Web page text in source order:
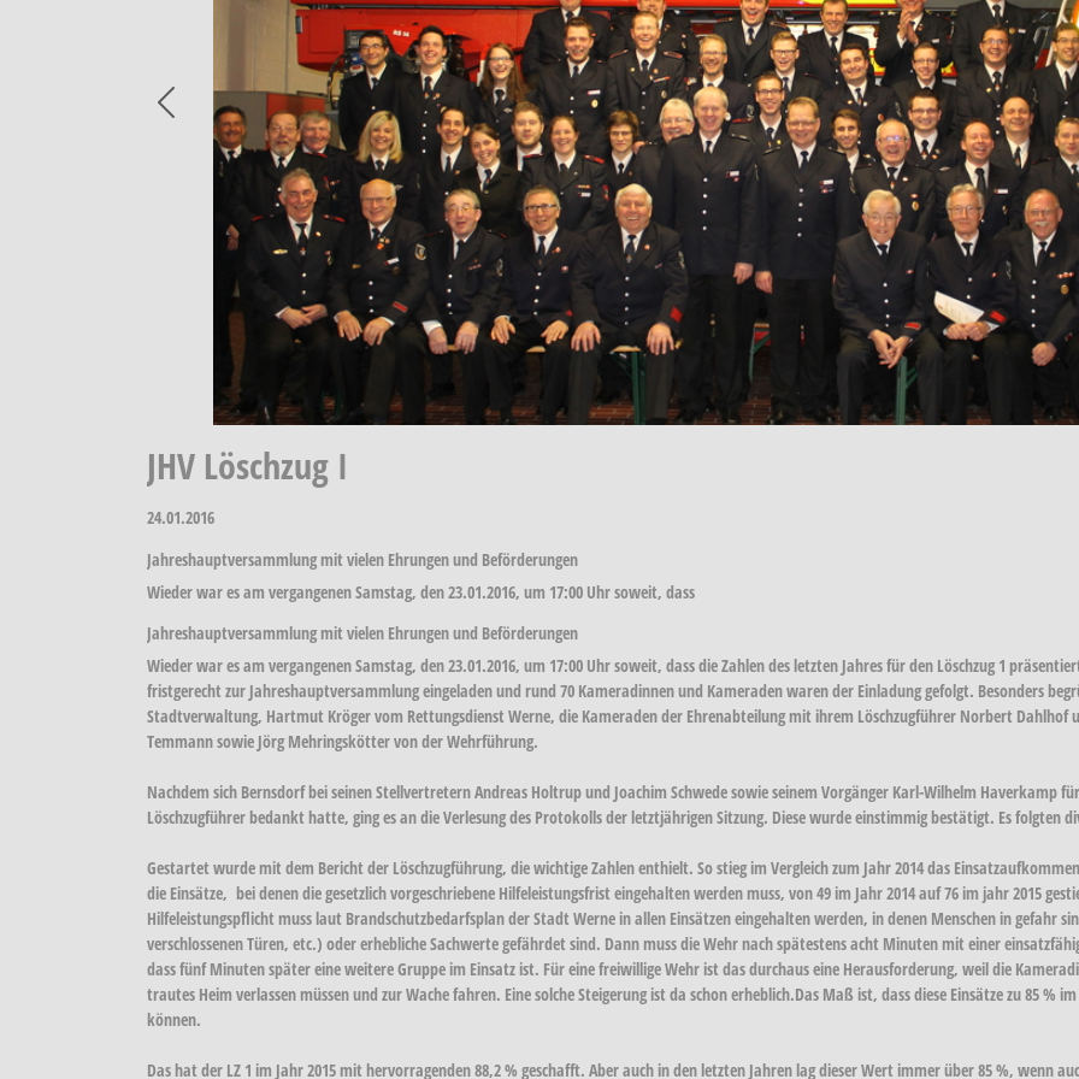
Previous
JHV Löschzug I
24.01.2016
Jahreshauptversammlung mit vielen Ehrungen und Beförderungen
Wieder war es am vergangenen Samstag, den 23.01.2016, um 17:00 Uhr soweit, dass
Jahreshauptversammlung mit vielen Ehrungen und Beförderungen
Wieder war es am vergangenen Samstag, den 23.01.2016, um 17:00 Uhr soweit, dass die Zahlen des letzten Jahres für den Löschzug 1
fristgerecht zur Jahreshauptversammlung eingeladen und rund 70 Kameradinnen und Kameraden waren der Einladung gefolgt. Besonders
Stadtverwaltung, Hartmut Kröger vom Rettungsdienst Werne, die Kameraden der Ehrenabteilung mit ihrem Löschzugführer Norbert
Temmann sowie Jörg Mehringskötter von der Wehrführung.
Nachdem sich Bernsdorf bei seinen Stellvertretern Andreas Holtrup und Joachim Schwede sowie seinem Vorgänger Karl-Wilhelm Haverkamp
Löschzugführer bedankt hatte, ging es an die Verlesung des Protokolls der letztjährigen Sitzung. Diese wurde einstimmig bestätigt. Es folgten
Gestartet wurde mit dem Bericht der Löschzugführung, die wichtige Zahlen enthielt. So stieg im Vergleich zum Jahr 2014 das
die Einsätze, bei denen die gesetzlich vorgeschriebene Hilfeleistungsfrist eingehalten werden muss, von 49 im Jahr 2014 auf 76 im jahr 2015
Hilfeleistungspflicht muss laut Brandschutzbedarfsplan der Stadt Werne in allen Einsätzen eingehalten werden, in denen Menschen in gefahr
verschlossenen Türen, etc.) oder erhebliche Sachwerte gefährdet sind. Dann muss die Wehr nach spätestens acht Minuten mit einer
dass fünf Minuten später eine weitere Gruppe im Einsatz ist. Für eine freiwillige Wehr ist das durchaus eine Herausforderung, weil die
trautes Heim verlassen müssen und zur Wache fahren. Eine solche Steigerung ist da schon erheblich.Das Maß ist, dass diese Einsätze zu 85
können.
Das hat der LZ 1 im Jahr 2015 mit hervorragenden 88,2 % geschafft. Aber auch in den letzten Jahren lag dieser Wert immer über 85 %, wenn